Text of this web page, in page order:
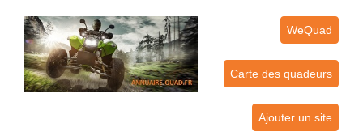
WeQuad
Carte des quadeurs
Ajouter un site